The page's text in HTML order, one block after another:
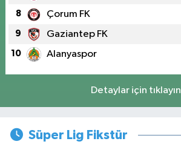
8 Çorum FK
9 Gaziantep FK
10 Alanyaspor
Detaylar için tıklayın
Süper Lig Fikstür